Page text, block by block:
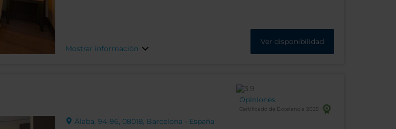
Mostrar información
Ver disponibilidad
Àlaba, 94-96, 08018, Barcelona - España
Opiniones
Certificado de Excelencia 2025